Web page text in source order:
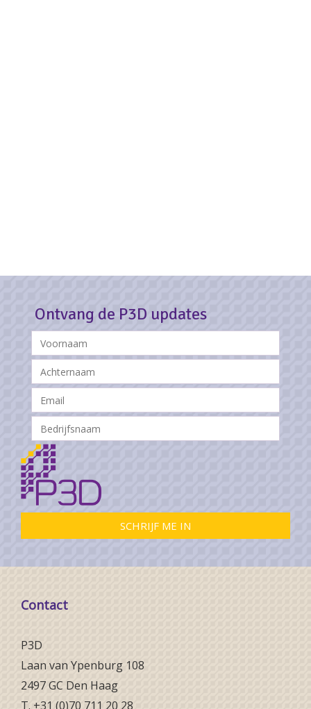
Ontvang de P3D updates
Contact
P3D
Laan van Ypenburg 108
2497 GC Den Haag
T. +31 (0)70 711 20 28